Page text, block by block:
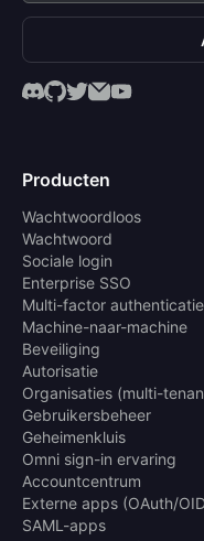
Producten
Wachtwoordloos
Wachtwoord
Sociale login
Enterprise SSO
Multi-factor authenticatie
Machine-naar-machine
Beveiliging
Autorisatie
Organisaties (multi-
Gebruikersbeheer
Geheimenkluis
Omni sign-in ervaring
Accountcentrum
Externe apps (OAuth/
SAML-apps